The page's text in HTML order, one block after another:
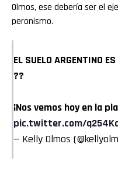
Olmos, ese debería ser el
peronismo.
EL SUELO ARGENTINO
??
¡Nos vemos hoy en la
pic.twitter.com/
— Kelly Olmos